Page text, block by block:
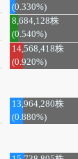
(0.330%)
8,684,128株
(0.540%)
14,568,418株
(0.920%)
13,964,280株
(0.880%)